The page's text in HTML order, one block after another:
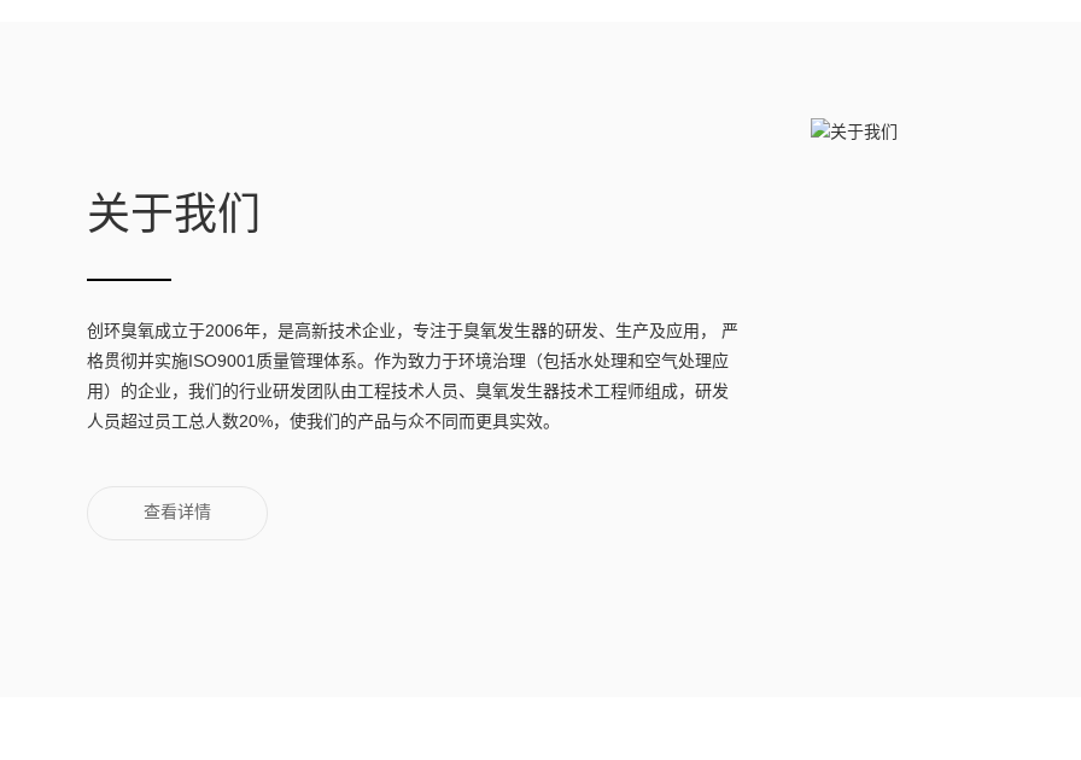
关于我们
创环臭氧成立于2006年，是高新技术企业，专注于臭氧发生器的研发、生产及应用， 严
格贯彻并实施ISO9001质量管理体系。作为致力于环境治理（包括水处理和空气处理应
用）的企业，我们的行业研发团队由工程技术人员、臭氧发生器技术工程师组成，研发
人员超过员工总人数20%，使我们的产品与众不同而更具实效。
查看详情